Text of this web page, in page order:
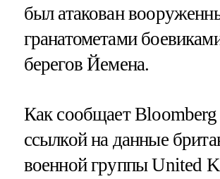
был атакован
гранатометами
берегов Йемена.
Как сообщает Bloomberg
ссылкой на данные
военной группы United